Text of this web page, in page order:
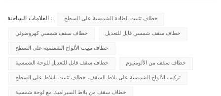
العلامات الساخنة : خطاف تثبيت الطاقة الشمسية على السطح
خطاف سقف شمسي كهروضوئي خطاف سقف شمسي قابل للتعديل
خطاف تثبيت الألواح الشمسية على السطح
خطاف سقف قابل للتعديل للوحة الشمسية خطاف سقف من الألومنيوم
تركيب الألواح الشمسية على بلاط السقف، خطاف تثبيت البلاط على السطح
خطاف سقف من بلاط السيراميك مع لوحة شمسية